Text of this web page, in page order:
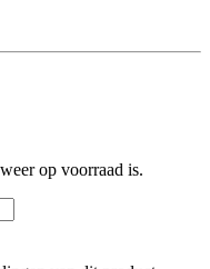
op voorraad is.